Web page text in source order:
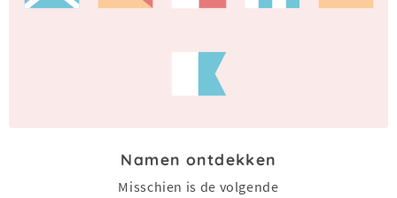
Namen ontdekken
Misschien is de volgende